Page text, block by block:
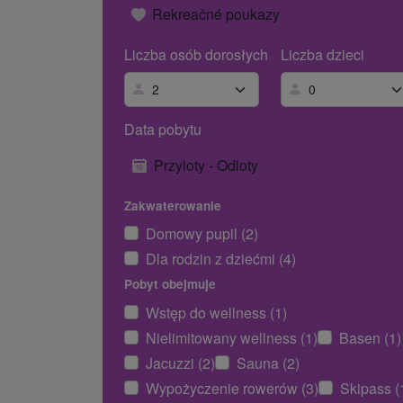
Rekreačné poukazy
Liczba osób dorosłych
Liczba dzieci
Data pobytu
Przyloty - Odloty
Zakwaterowanie
Domowy pupil (2)
Dla rodzin z dziećmi (4)
Pobyt obejmuje
Wstęp do wellness (1)
Nielimitowany wellness (1)
Basen (1)
Jacuzzi (2)
Sauna (2)
Wypożyczenie rowerów (3)
Skipass